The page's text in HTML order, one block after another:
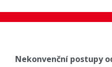
Nekonvenční postupy